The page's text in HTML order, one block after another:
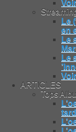
Le
en
Le
Le
ARTICLES
Tops